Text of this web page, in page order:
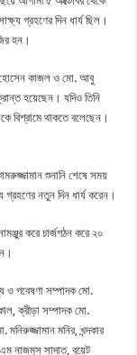
গ্রহণের দিন ধার্য ছিল।
হন।
হোসেন কাজল ও মো. আবু
হয়েছেন। যদিও তিনি
বিশ্রামে থাকতে বলেছেন।
শুনানি শেষে সময়
নতুন দিন ধার্য করেন।
করে চার্জগঠন করে ২০
ও গবেষণা সম্পাদক মো.
ক্রীড়া সম্পাদক মো.
মনির, খন্দকার
নাজমুস সাদাত, বুয়েট